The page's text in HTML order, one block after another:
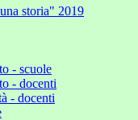
storia" 2019
- scuole
- docenti
- docenti